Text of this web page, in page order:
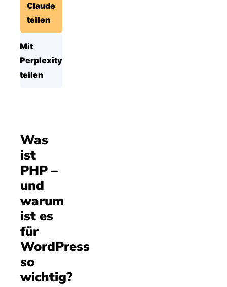
Claude
teilen
Mit
Perplexity
teilen
Was
ist
PHP –
und
warum
ist es
für
WordPress
so
wichtig?